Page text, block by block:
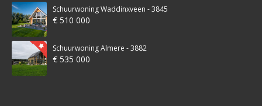
Schuurwoning Waddinxveen - 3845
€ 510 000
Schuurwoning Almere - 3882
€ 535 000